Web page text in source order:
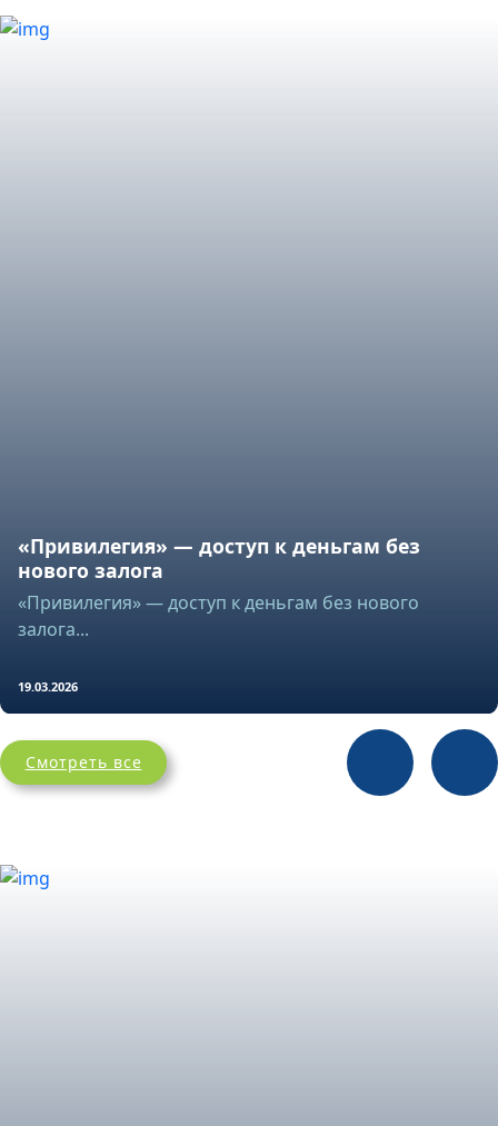
«Привилегия» — доступ к деньгам без
нового залога
«Привилегия» — доступ к деньгам без нового
залога...
19.03.2026
Смотреть все